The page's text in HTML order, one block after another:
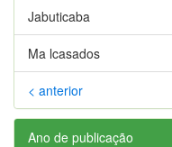
Jabuticaba
Ma lcasados
< anterior
Ano de publicação